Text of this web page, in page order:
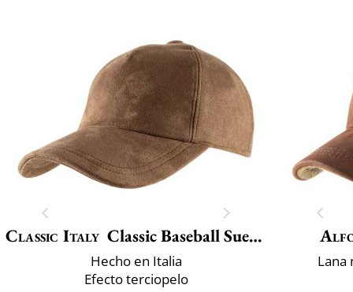
Classic Italy Classic Baseball Suedine
Hecho en Italia
Efecto terciopelo
Lana